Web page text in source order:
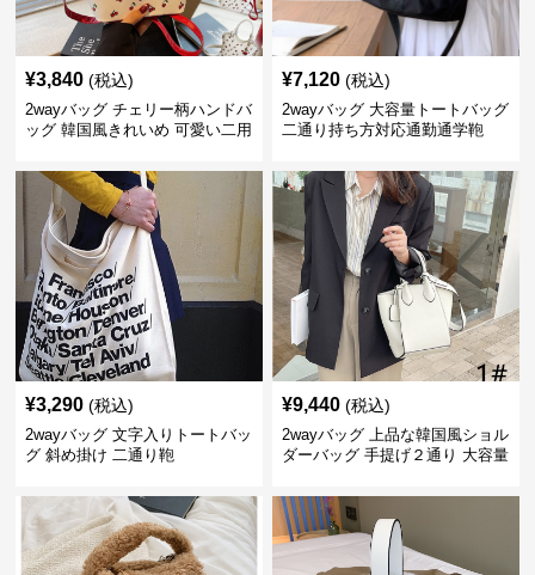
¥3,840 (税込)
2wayバッグ チェリー柄ハンドバ
ッグ 韓国風きれいめ 可愛い二用
¥7,120 (税込)
2wayバッグ 大容量トートバッグ
二通り持ち方対応通勤通学鞄
¥3,290 (税込)
2wayバッグ 文字入りトートバッ
グ 斜め掛け 二通り鞄
¥9,440 (税込)
2wayバッグ 上品な韓国風ショル
ダーバッグ 手提げ２通り 大容量